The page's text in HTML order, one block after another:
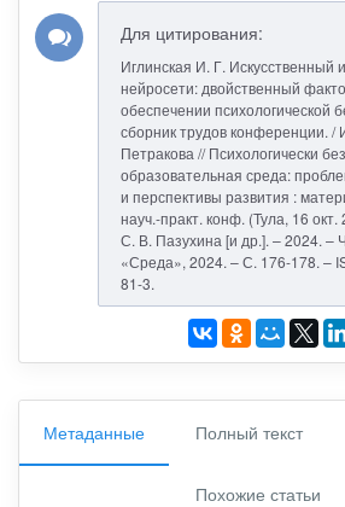
Для цитирования:
Иглинская И. Г. Искусственный
нейросети: двойственный
обеспечении психологической
сборник трудов конференции. /
Петракова // Психологически
образовательная среда:
и перспективы развития :
науч.-практ. конф. (Тула, 16 окт.
С. В. Пазухина [и др.]. – 2024. –
«Среда», 2024. – С. 176-178. –
81-3.
Метаданные Полный текст
Похожие статьи